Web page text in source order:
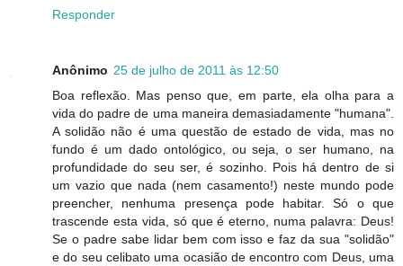
Responder
Anônimo 25 de julho de 2011 às 12:50
Boa reflexão. Mas penso que, em parte, ela olha para a
vida do padre de uma maneira demasiadamente "humana".
A solidão não é uma questão de estado de vida, mas no
fundo é um dado ontológico, ou seja, o ser humano, na
profundidade do seu ser, é sozinho. Pois há dentro de si
um vazio que nada (nem casamento!) neste mundo pode
preencher, nenhuma presença pode habitar. Só o que
trascende esta vida, só que é eterno, numa palavra: Deus!
Se o padre sabe lidar bem com isso e faz da sua "solidão"
e do seu celibato uma ocasião de encontro com Deus, uma